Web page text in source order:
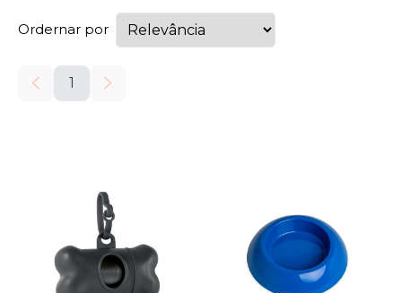
Ordernar por
1